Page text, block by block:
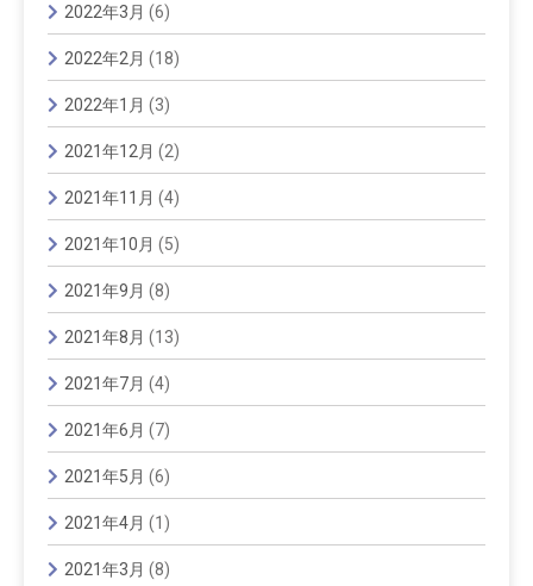
2022年3月 (6)
2022年2月 (18)
2022年1月 (3)
2021年12月 (2)
2021年11月 (4)
2021年10月 (5)
2021年9月 (8)
2021年8月 (13)
2021年7月 (4)
2021年6月 (7)
2021年5月 (6)
2021年4月 (1)
2021年3月 (8)